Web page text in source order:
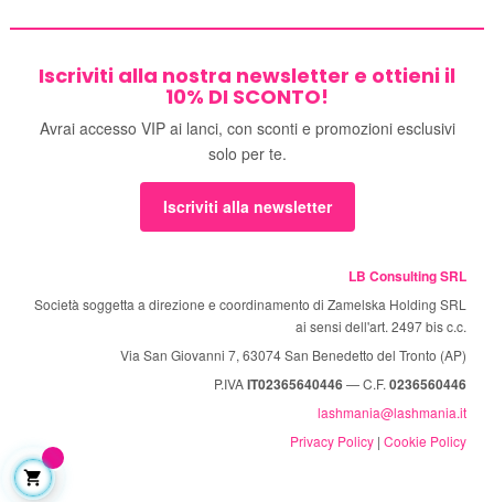
Iscriviti alla nostra newsletter e ottieni il
10% DI SCONTO!
Avrai accesso VIP ai lanci, con sconti e promozioni esclusivi
solo per te.
Iscriviti alla newsletter
LB Consulting SRL
Società soggetta a direzione e coordinamento di Zamelska Holding SRL
ai sensi dell'art. 2497 bis c.c.
Via San Giovanni 7, 63074 San Benedetto del Tronto (AP)
P.IVAIT02365640446— C.F. 0236560446
lashmania@lashmania.it
Privacy Policy | Cookie Policy
